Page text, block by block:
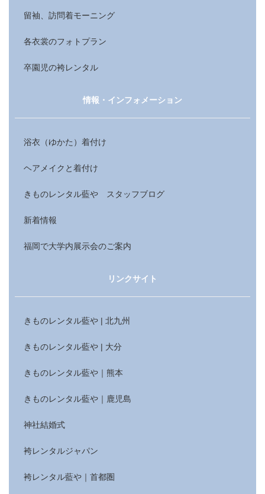
留袖、訪問着モーニング
各衣裳のフォトプラン
卒園児の袴レンタル
情報・インフォメーション
浴衣（ゆかた）着付け
ヘアメイクと着付け
きものレンタル藍や スタッフブログ
新着情報
福岡で大学内展示会のご案内
リンクサイト
きものレンタル藍や | 北九州
きものレンタル藍や | 大分
きものレンタル藍や｜熊本
きものレンタル藍や｜鹿児島
神社結婚式
袴レンタルジャパン
袴レンタル藍や｜首都圏